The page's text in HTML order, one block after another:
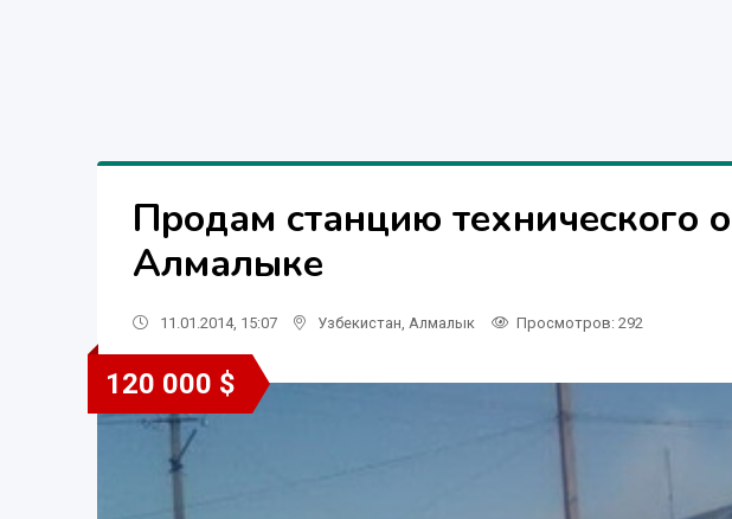
Продам станцию технического
Алмалыке
11.01.2014, 15:07 Узбекистан Алмалык Просмотров: 292
120 000 $